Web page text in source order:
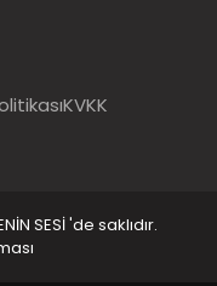
KVKK
SESİ 'de saklıdır.